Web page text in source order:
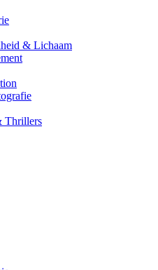
& Lichaam
Thrillers